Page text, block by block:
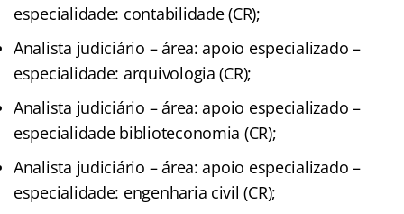
especialidade: contabilidade (CR);
Analista judiciário – área: apoio especializado –
especialidade: arquivologia (CR);
Analista judiciário – área: apoio especializado –
especialidade biblioteconomia (CR);
Analista judiciário – área: apoio especializado –
especialidade: engenharia civil (CR);